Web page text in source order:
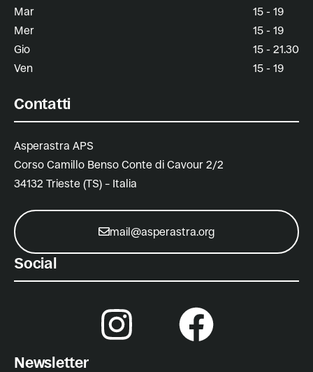
Mar
Mer
Gio
Ven
15 - 19
15 - 19
15 - 21.30
15 - 19
Contatti
Asperastra APS
Corso Camillo Benso Conte di Cavour 2/2
34132 Trieste (TS) – Italia
mail@asperastra.org
Social
Newsletter